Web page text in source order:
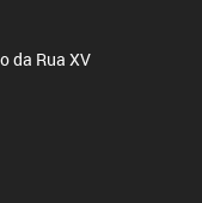
da Rua XV